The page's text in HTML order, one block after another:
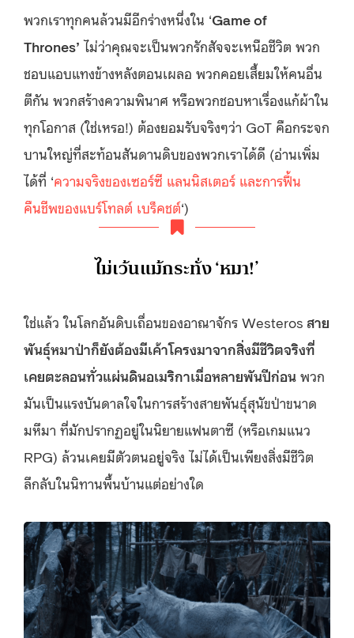
พวกเราทุกคนล้วนมีอีกร่างหนึ่งใน ‘Game of
Thrones’ ไม่ว่าคุณจะเป็นพวกรักสัจจะเหนือชีวิต พวก
ชอบแอบแทงข้างหลังตอนเผลอ พวกคอยเสี้ยมให้คนอื่น
ตีกัน พวกสร้างความพินาศ หรือพวกชอบหาเรื่องแก้ผ้าใน
ทุกโอกาส (ใช่เหรอ!) ต้องยอมรับจริงๆว่า GoT คือกระจก
บานใหญ่ที่สะท้อนสันดานดิบของพวกเราได้ดี (อ่านเพิ่ม
ได้ที่ ‘ความจริงของเซอร์ซี แลนนิสเตอร์ และการฟื้น
คืนชีพของแบร์โทลต์ เบร็คชต์‘)
ไม่เว้นแม้กระทั่ง ‘หมา!’
ใช่แล้ว ในโลกอันดิบเถื่อนของอาณาจักร Westeros สาย
พันธุ์หมาป่าก็ยังต้องมีเค้าโครงมาจากสิ่งมีชีวิตจริงที่
เคยตะลอนทั่วแผ่นดินอเมริกาเมื่อหลายพันปีก่อน พวก
มันเป็นแรงบันดาลใจในการสร้างสายพันธุ์สุนัขป่าขนาด
มหึมา ที่มักปรากฏอยู่ในนิยายแฟนตาซี (หรือเกมแนว
RPG) ล้วนเคยมีตัวตนอยู่จริง ไม่ได้เป็นเพียงสิ่งมีชีวิต
ลึกลับในนิทานพื้นบ้านแต่อย่างใด